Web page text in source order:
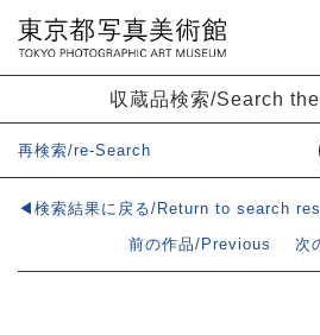
収蔵品検索/Search
再検索/re-Search
◀検索結果に戻る/Return to search
前の作品/Previous
次